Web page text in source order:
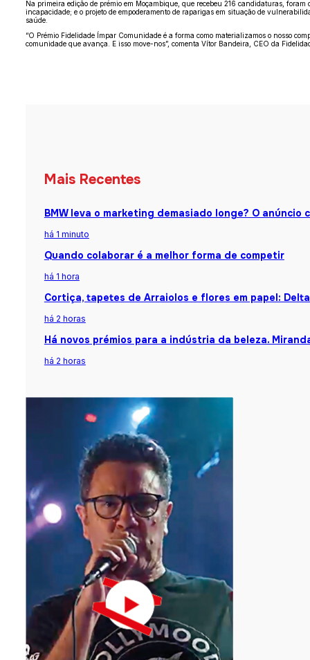
Na primeira edição de prémio em Moçambique, que recebeu 216 candidaturas,
incapacidade; e o projeto de empoderamento de raparigas em situação de
saúde.
“O Prémio Fidelidade Ímpar Comunidade é a forma como materializamos o nosso
comunidade que avança. E isso move-nos”, comenta Vítor Bandeira, CEO da
Mais Recentes
BMW leva o marketing demasiado longe? O
há 1 minuto
Quando colaborar é a melhor forma de competir
há 1 hora
Cortiça, tapetes de Arraiolos e flores em papel:
há 2 horas
Há novos prémios para a indústria da beleza.
há 2 horas